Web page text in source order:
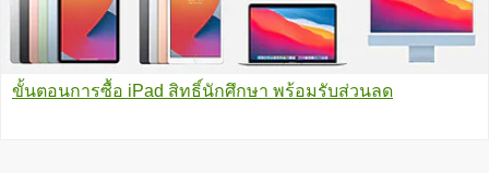
ขั้นตอนการซื้อ iPad สิทธิ์นักศึกษา พร้อมรับส่วนลด